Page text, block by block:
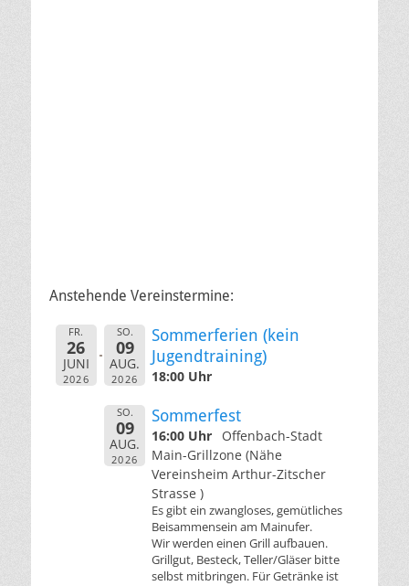
Anstehende Vereinstermine:
FR.
26
JUNI
2026
SO.
09
AUG.
2026
Sommerferien (kein
Jugendtraining)
18:00 Uhr
SO.
09
AUG.
2026
Sommerfest
16:00 Uhr
Offenbach-Stadt
Main-Grillzone (Nähe
Vereinsheim Arthur-Zitscher
Strasse )
Es gibt ein zwangloses, gemütliches
Beisammensein am Mainufer.
Wir werden einen Grill aufbauen.
Grillgut, Besteck, Teller/Gläser bitte
selbst mitbringen. Für Getränke ist